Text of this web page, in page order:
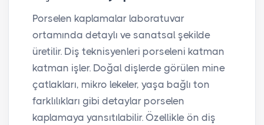
Porselen kaplamalar laboratuvar
ortamında detaylı ve sanatsal şekilde
üretilir. Diş teknisyenleri porseleni katman
katman işler. Doğal dişlerde görülen mine
çatlakları, mikro lekeler, yaşa bağlı ton
farklılıkları gibi detaylar porselen
kaplamaya yansıtılabilir. Özellikle ön diş